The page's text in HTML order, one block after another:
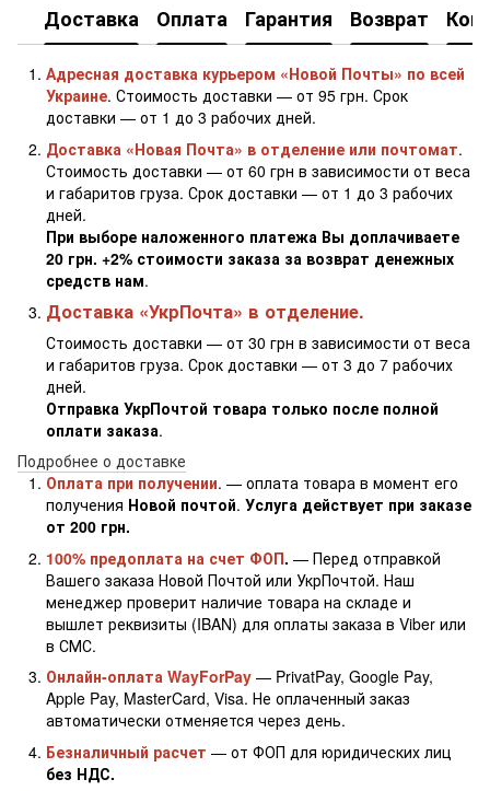
Доставка Оплата Гарантия Возврат
Адресная доставка курьером «Новой Почты» по всей
Украине. Стоимость доставки — от 95 грн. Срок
доставки — от 1 до 3 рабочих дней.
Доставка «Новая Почта» в отделение или почтомат.
Стоимость доставки — от 60 грн в зависимости от веса
и габаритов груза. Срок доставки — от 1 до 3 рабочих
дней.
При выборе наложенного платежа Вы доплачиваете
20 грн. +2% стоимости заказа за возврат денежных
средств нам.
Доставка «УкрПочта» в отделение.
Стоимость доставки — от 30 грн в зависимости от веса
и габаритов груза. Срок доставки — от 3 до 7 рабочих
дней.
Отправка УкрПочтой товара только после полной
оплати заказа.
Подробнее о доставке
Оплата при получении. — оплата товара в момент его
получения Новой почтой. Услуга действует при заказе
от 200 грн.
100% предоплата на счет ФОП. — Перед отправкой
Вашего заказа Новой Почтой или УкрПочтой. Наш
менеджер проверит наличие товара на складе и
вышлет реквизиты (IBAN) для оплаты заказа в Viber или
в СМС.
Онлайн-оплата WayForPay — PrivatPay, Google Pay,
Apple Pay, MasterCard, Visa. Не оплаченный заказ
автоматически отменяется через день.
Безналичный расчет — от ФОП для юридических лиц
без НДС.